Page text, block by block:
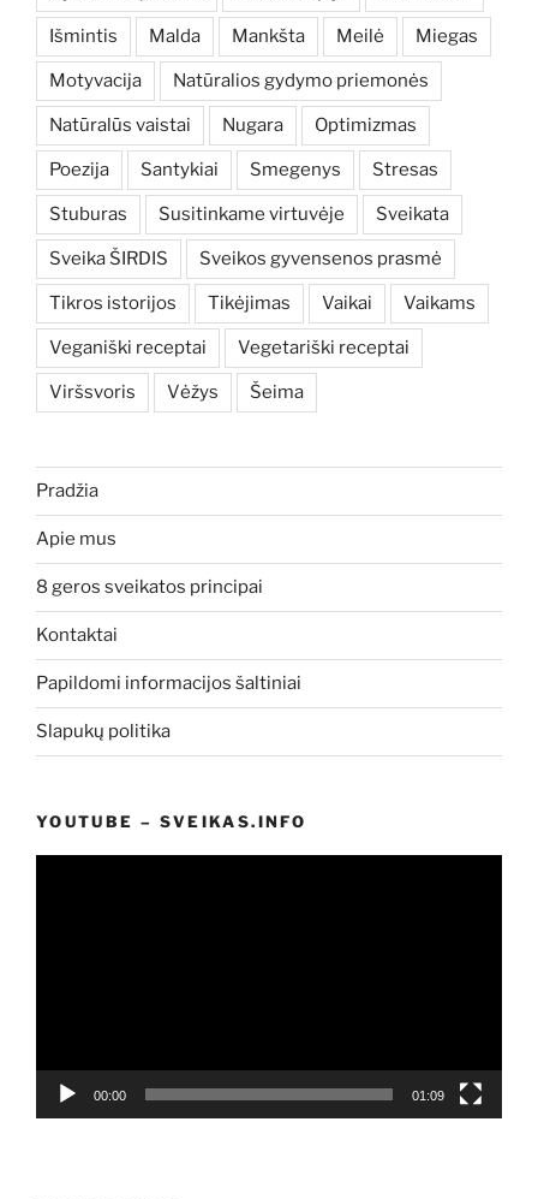
Išmintis Malda Mankšta Meilė Miegas
Motyvacija Natūralios gydymo priemonės
Natūralūs vaistai Nugara Optimizmas
Poezija Santykiai Smegenys Stresas
Stuburas Susitinkame virtuvėje Sveikata
Sveika ŠIRDIS Sveikos gyvensenos prasmė
Tikros istorijos Tikėjimas Vaikai Vaikams
Veganiški receptai Vegetariški receptai
Viršsvoris Vėžys Šeima
Pradžia
Apie mus
8 geros sveikatos principai
Kontaktai
Papildomi informacijos šaltiniai
Slapukų politika
YOUTUBE – SVEIKAS.INFO
00:00 01:09